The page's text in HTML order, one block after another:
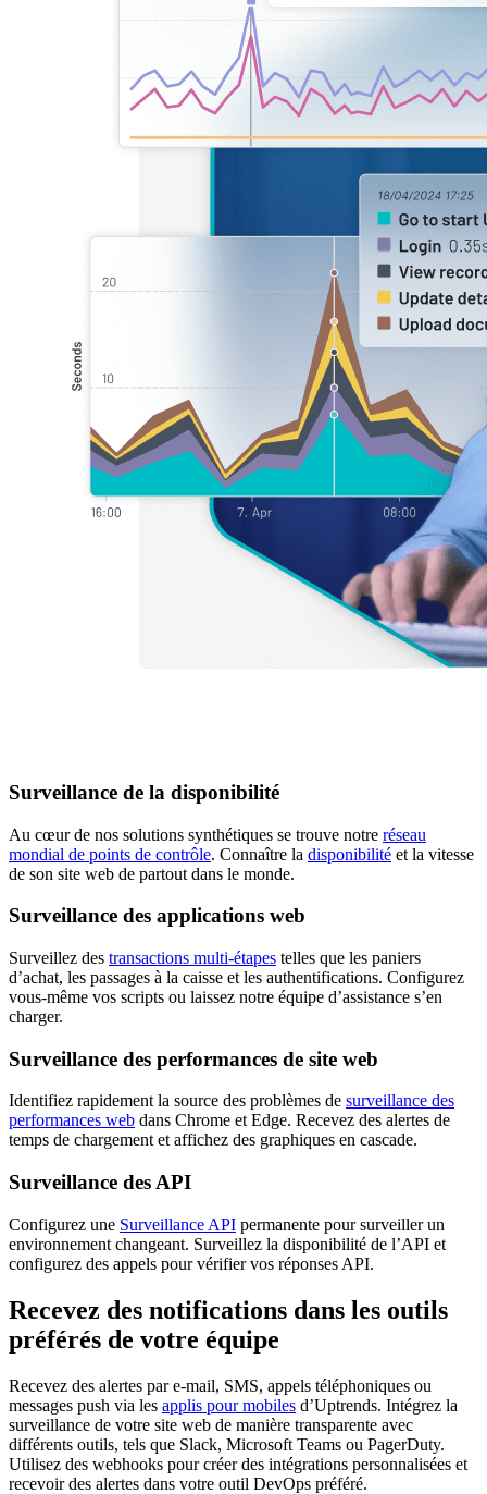
Surveillance de la disponibilité
Au cœur de nos solutions synthétiques se trouve notre réseau
mondial de points de contrôle. Connaître la disponibilité et la vitesse
de son site web de partout dans le monde.
Surveillance des applications web
Surveillez des transactions multi-étapes telles que les paniers
d’achat, les passages à la caisse et les authentifications. Configurez
vous-même vos scripts ou laissez notre équipe d’assistance s’en
charger.
Surveillance des performances de site web
Identifiez rapidement la source des problèmes de surveillance des
performances web dans Chrome et Edge. Recevez des alertes de
temps de chargement et affichez des graphiques en cascade.
Surveillance des API
Configurez une Surveillance API permanente pour surveiller un
environnement changeant. Surveillez la disponibilité de l’API et
configurez des appels pour vérifier vos réponses API.
Recevez des notifications dans les outils
préférés de votre équipe
Recevez des alertes par e-mail, SMS, appels téléphoniques ou
messages push via les applis pour mobiles d’Uptrends. Intégrez la
surveillance de votre site web de manière transparente avec
différents outils, tels que Slack, Microsoft Teams ou PagerDuty.
Utilisez des webhooks pour créer des intégrations personnalisées et
recevoir des alertes dans votre outil DevOps préféré.